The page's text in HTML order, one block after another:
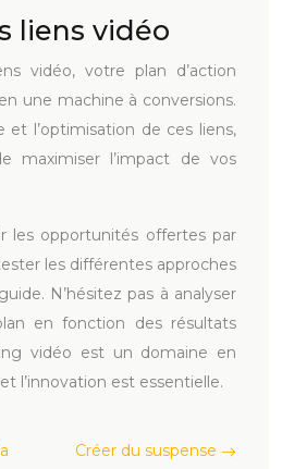
liens vidéo
vidéo, votre plan d’action
une machine à conversions.
et l’optimisation de ces liens,
maximiser l’impact de vos
les opportunités offertes par
les différentes approches
N’hésitez pas à analyser
en fonction des résultats
vidéo est un domaine en
l’innovation est essentielle.
Créer du suspense